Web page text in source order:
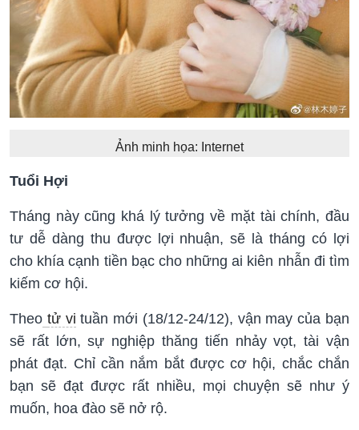
Ảnh minh họa: Internet
Tuổi Hợi
Tháng này cũng khá lý tưởng về mặt tài chính, đầu
tư dễ dàng thu được lợi nhuận, sẽ là tháng có lợi
cho khía cạnh tiền bạc cho những ai kiên nhẫn đi tìm
kiếm cơ hội.
Theo tử vi tuần mới (18/12-24/12), vận may của bạn
sẽ rất lớn, sự nghiệp thăng tiến nhảy vọt, tài vận
phát đạt. Chỉ cần nắm bắt được cơ hội, chắc chắn
bạn sẽ đạt được rất nhiều, mọi chuyện sẽ như ý
muốn, hoa đào sẽ nở rộ.